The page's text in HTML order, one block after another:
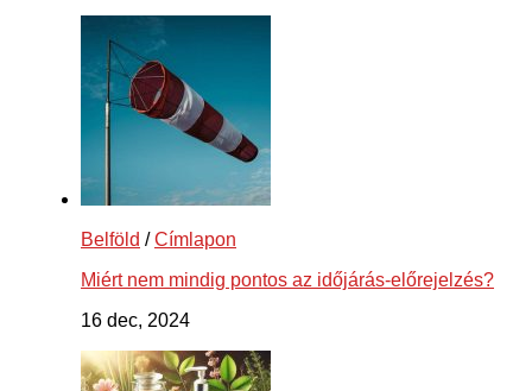
Belföld /Címlapon
Miért nem mindig pontos az időjárás-előrejelzés?
16 dec, 2024